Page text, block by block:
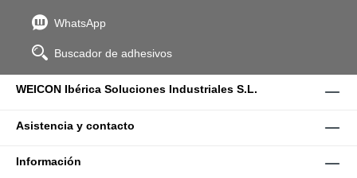
WhatsApp
Buscador de adhesivos
WEICON Ibérica Soluciones Industriales S.L.
Asistencia y contacto
Información